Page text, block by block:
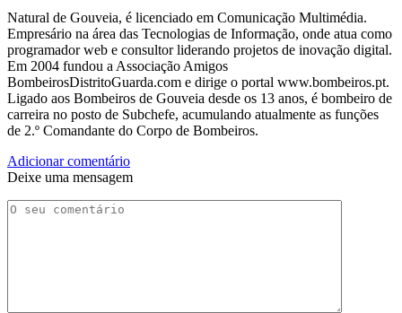
Natural de Gouveia, é licenciado em Comunicação Multimédia.
Empresário na área das Tecnologias de Informação, onde atua como
programador web e consultor liderando projetos de inovação digital.
Em 2004 fundou a Associação Amigos
BombeirosDistritoGuarda.com e dirige o portal www.bombeiros.pt.
Ligado aos Bombeiros de Gouveia desde os 13 anos, é bombeiro de
carreira no posto de Subchefe, acumulando atualmente as funções
de 2.º Comandante do Corpo de Bombeiros.
Adicionar comentário
Deixe uma mensagem